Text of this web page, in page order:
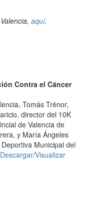
aquí.
Contra el Cáncer
Tomás Trénor,
director del 10K
de Valencia de
y María Ángeles
Municipal del
Descargar/Visualizar